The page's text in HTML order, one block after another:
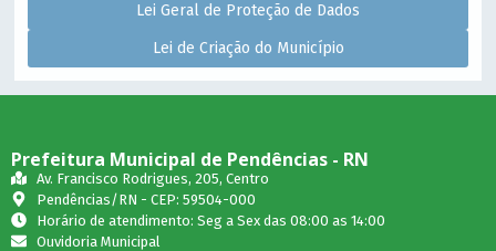
Lei Geral de Proteção de Dados
Lei de Criação do Município
Prefeitura Municipal de Pendências - RN
Av. Francisco Rodrigues, 205, Centro
Pendências/RN - CEP: 59504-000
Horário de atendimento: Seg a Sex das 08:00 as 14:00
Ouvidoria Municipal